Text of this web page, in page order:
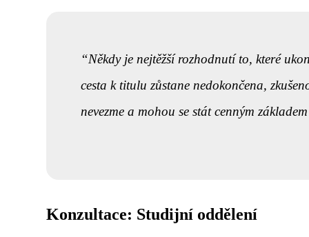
Někdy je nejtěžší rozhodnutí to, které
cesta k titulu zůstane nedokončena,
nevezme a mohou se stát cenným
Konzultace: Studijní oddělení